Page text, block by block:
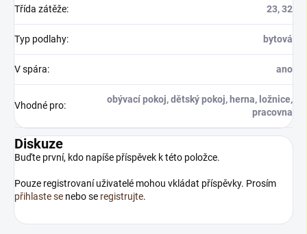
Třída zátěže: 23, 32
Typ podlahy: bytová
V spára: ano
Vhodné pro:
obývací pokoj, dětský pokoj, herna, ložnice,
pracovna
Diskuze
Buďte první, kdo napíše příspěvek k této položce.
Pouze registrovaní uživatelé mohou vkládat příspěvky. Prosím
přihlaste se nebo se registrujte.